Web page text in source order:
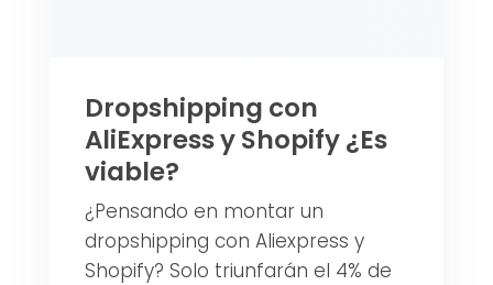
Dropshipping con
AliExpress y Shopify ¿Es
viable?
¿Pensando en montar un
dropshipping con Aliexpress y
Shopify? Solo triunfarán el 4% de